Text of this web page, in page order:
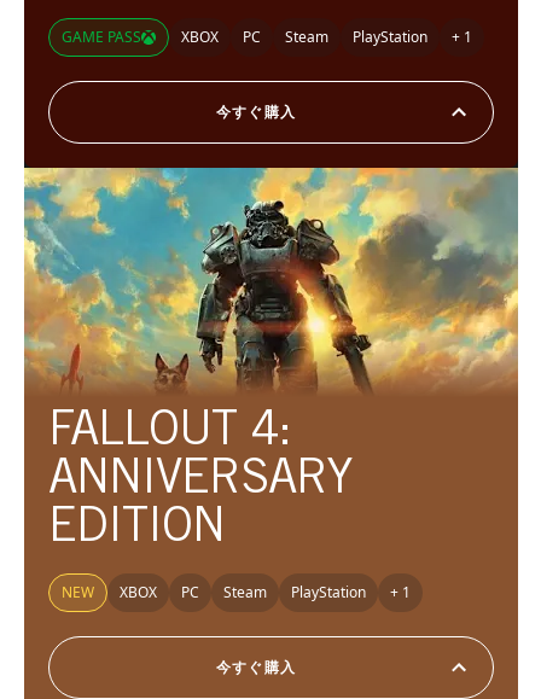
FALLOUT 4:
ANNIVERSARY
EDITION
NEW XBOX PC Steam PlayStation + 1
今すぐ購入
GAME PASS XBOX PC Steam PlayStation + 1
今すぐ購入